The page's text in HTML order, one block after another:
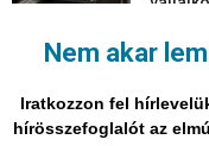
Nem akar
Iratkozzon fel
hírösszefoglalót az2026-08-